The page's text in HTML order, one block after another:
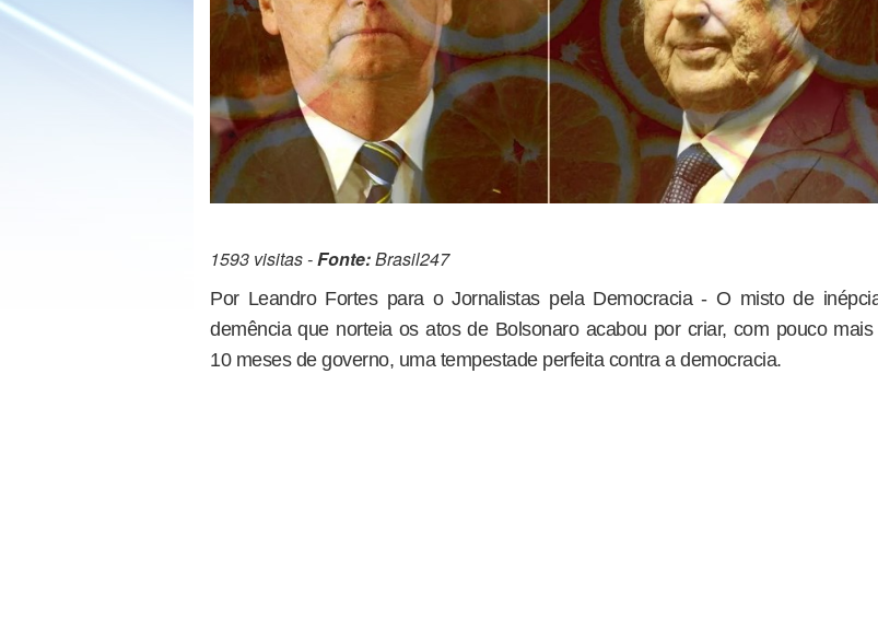
1593 visitas -Fonte:Brasil247
Por Leandro Fortes para o Jornalistas pela Democracia - O misto de
demência que norteia os atos de Bolsonaro acabou por criar, com pouco
10 meses de governo, uma tempestade perfeita contra a democracia.